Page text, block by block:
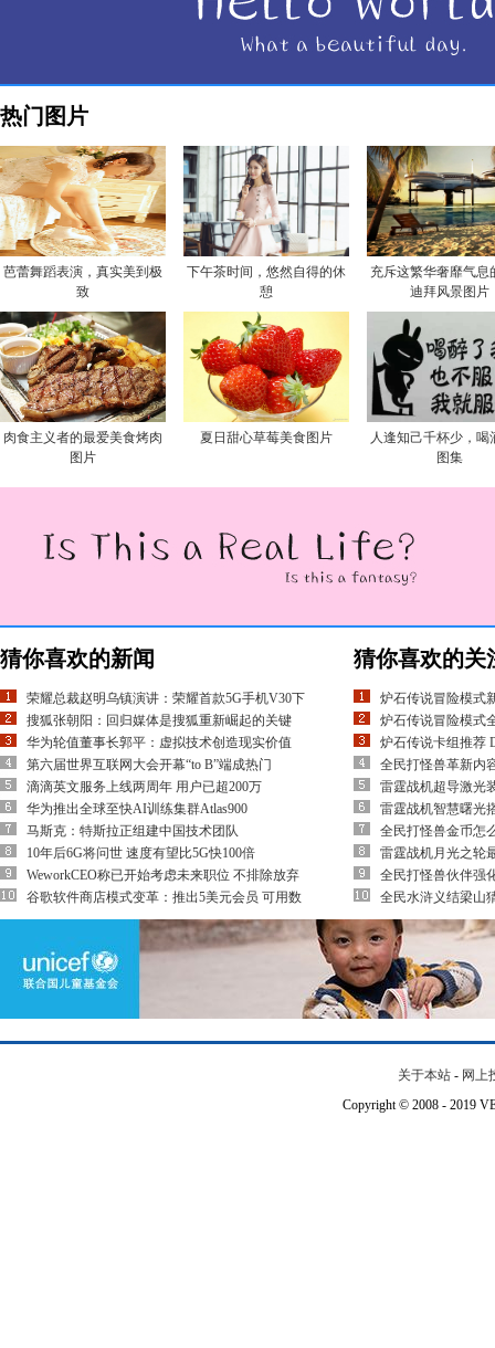
热门图片
芭蕾舞蹈表演，真实美到极
致
下午茶时间，悠然自得的休
憩
充斥这繁华奢靡气息
迪拜风景图片
肉食主义者的最爱美食烤肉
图片
夏日甜心草莓美食图片
人逢知己千杯少，喝
图集
猜你喜欢的新闻
荣耀总裁赵明乌镇演讲：荣耀首款5G手机V30下
搜狐张朝阳：回归媒体是搜狐重新崛起的关键
华为轮值董事长郭平：虚拟技术创造现实价值
第六届世界互联网大会开幕“to B”端成热门
滴滴英文服务上线两周年 用户已超200万
华为推出全球至快AI训练集群Atlas900
马斯克：特斯拉正组建中国技术团队
10年后6G将问世 速度有望比5G快100倍
WeworkCEO称已开始考虑未来职位 不排除放弃
谷歌软件商店模式变革：推出5美元会员 可用数
猜你喜欢的关
炉石传说冒险模式
炉石传说冒险模式
炉石传说卡组推荐
全民打怪兽革新内
雷霆战机超导激光
雷霆战机智慧曙光
全民打怪兽金币怎
雷霆战机月光之轮
全民打怪兽伙伴强
全民水浒义结梁山
关于本站 - 网上
Copyright © 2008 - 2019